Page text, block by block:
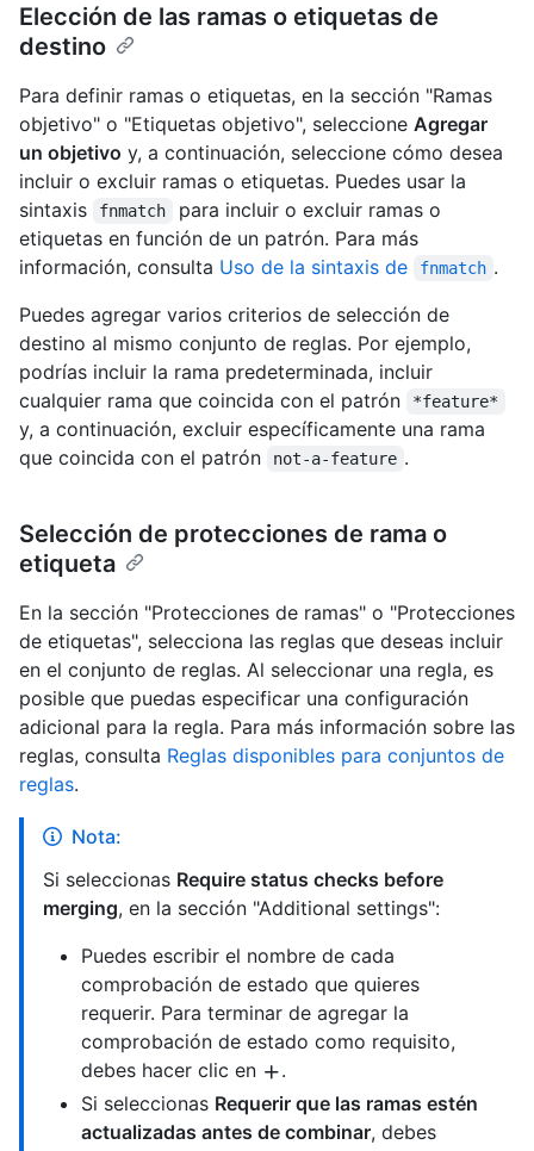
Elección de las ramas o etiquetas de
destino
Para definir ramas o etiquetas, en la sección "Ramas
objetivo" o "Etiquetas objetivo", seleccione Agregar
un objetivo y, a continuación, seleccione cómo desea
incluir o excluir ramas o etiquetas. Puedes usar la
sintaxis
fnmatch
para incluir o excluir ramas o
etiquetas en función de un patrón. Para más
información, consulta Uso de la sintaxis de fnmatch .
Puedes agregar varios criterios de selección de
destino al mismo conjunto de reglas. Por ejemplo,
podrías incluir la rama predeterminada, incluir
cualquier rama que coincida con el patrón
*feature*
y, a continuación, excluir específicamente una rama
que coincida con el patrón
not-a-feature .
Selección de protecciones de rama o
etiqueta
En la sección "Protecciones de ramas" o "Protecciones
de etiquetas", selecciona las reglas que deseas incluir
en el conjunto de reglas. Al seleccionar una regla, es
posible que puedas especificar una configuración
adicional para la regla. Para más información sobre las
reglas, consulta Reglas disponibles para conjuntos de
reglas.
Nota:
Si seleccionas Require status checks before
merging, en la sección "Additional settings":
Puedes escribir el nombre de cada
comprobación de estado que quieres
requerir. Para terminar de agregar la
comprobación de estado como requisito,
debes hacer clic en
.
Si seleccionas Requerir que las ramas estén
actualizadas antes de combinar, debes